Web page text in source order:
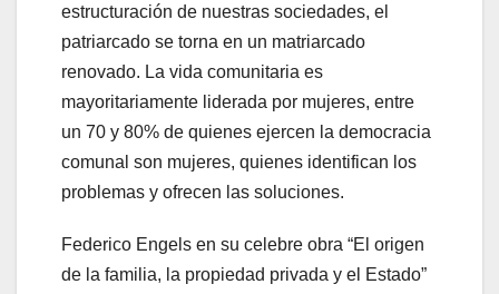
estructuración de nuestras sociedades, el
patriarcado se torna en un matriarcado
renovado. La vida comunitaria es
mayoritariamente liderada por mujeres, entre
un 70 y 80% de quienes ejercen la democracia
comunal son mujeres, quienes identifican los
problemas y ofrecen las soluciones.
Federico Engels en su celebre obra “El origen
de la familia, la propiedad privada y el Estado”